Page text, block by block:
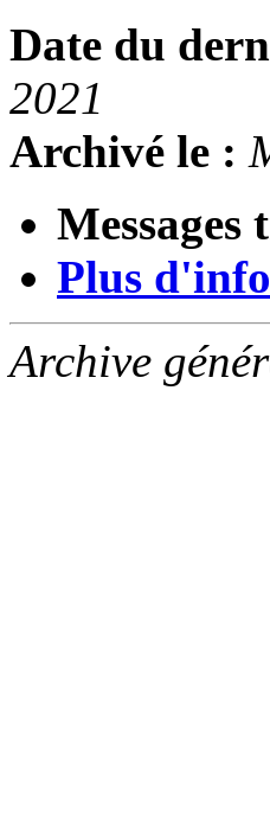
Date du
2021
Archivé le :
Messages
Plus
Archive